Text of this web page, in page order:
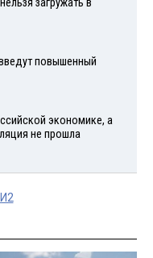
загружать в
повышенный
экономике, а
не прошла